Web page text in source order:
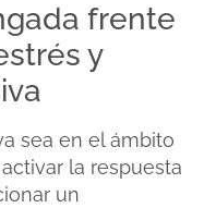
frente
y
sea en el ámbito
la respuesta
un